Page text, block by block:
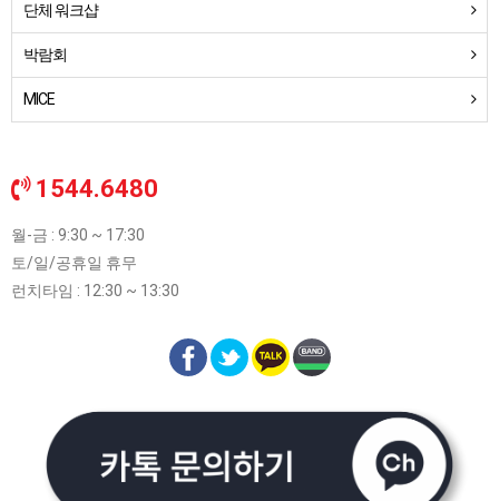
단체 워크샵
박람회
MICE
1544.6480
월-금 : 9:30 ~ 17:30
토/일/공휴일 휴무
런치타임 : 12:30 ~ 13:30